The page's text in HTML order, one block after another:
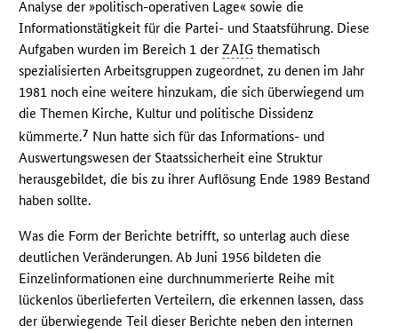
Analyse der »politisch-operativen Lage« sowie die
Informationstätigkeit für die Partei- und Staatsführung. Diese
Aufgaben wurden im Bereich 1 derZAIG thematisch
spezialisierten Arbeitsgruppen zugeordnet, zu denen im Jahr
1981 noch eine weitere hinzukam, die sich überwiegend um
die Themen Kirche, Kultur und politische Dissidenz
kümmerte.7 Nun hatte sich für das Informations- und
Auswertungswesen der Staatssicherheit eine Struktur
herausgebildet, die bis zu ihrer Auflösung Ende 1989 Bestand
haben sollte.
Was die Form der Berichte betrifft, so unterlag auch diese
deutlichen Veränderungen. Ab Juni 1956 bildeten die
Einzelinformationen eine durchnummerierte Reihe mit
lückenlos überlieferten Verteilern, die erkennen lassen, dass
der überwiegende Teil dieser Berichte neben den internen